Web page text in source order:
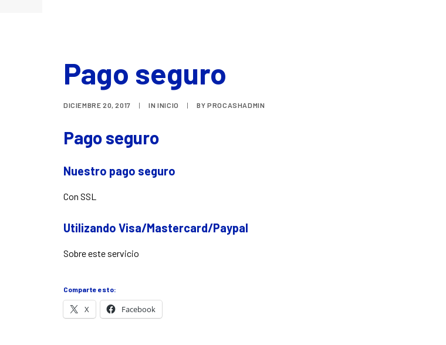
Pago seguro
DICIEMBRE 20, 2017 | ININICIO | BYPROCASHADMIN
Pago seguro
Nuestro pago seguro
Con SSL
Utilizando Visa/Mastercard/Paypal
Sobre este servicio
Comparte esto:
X Facebook